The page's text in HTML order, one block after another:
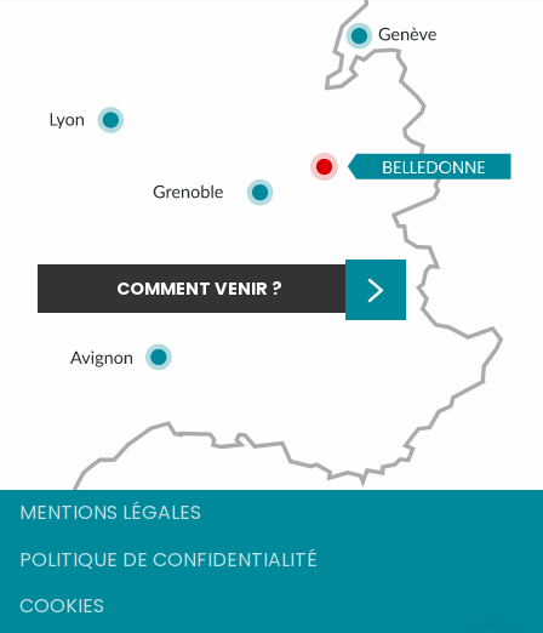
Description
COMMENT VENIR ?
MENTIONS LÉGALES
POLITIQUE DE CONFIDENTIALITÉ
COOKIES